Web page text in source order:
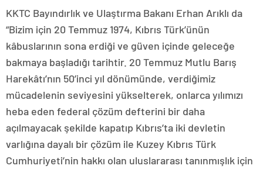
KKTC Bayındırlık ve Ulaştırma Bakanı Erhan Arıklı da
“Bizim için 20 Temmuz 1974, Kıbrıs Türk’ünün
kâbuslarının sona erdiği ve güven içinde geleceğe
bakmaya başladığı tarihtir. 20 Temmuz Mutlu Barış
Harekâtı’nın 50’inci yıl dönümünde, verdiğimiz
mücadelenin seviyesini yükselterek, onlarca yılımızı
heba eden federal çözüm defterini bir daha
açılmayacak şekilde kapatıp Kıbrıs’ta iki devletin
varlığına dayalı bir çözüm ile Kuzey Kıbrıs Türk
Cumhuriyeti’nin hakkı olan uluslararası tanınmışlık için